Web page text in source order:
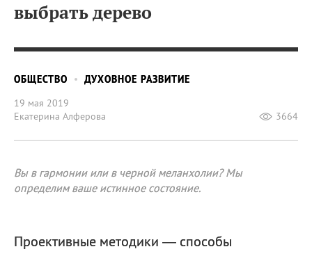
выбрать дерево
ОБЩЕСТВО
ДУХОВНОЕ РАЗВИТИЕ
19 мая 2019
Екатерина Алферова
3664
Вы в гармонии или в черной меланхолии? Мы
определим ваше истинное состояние.
Проективные методики — способы